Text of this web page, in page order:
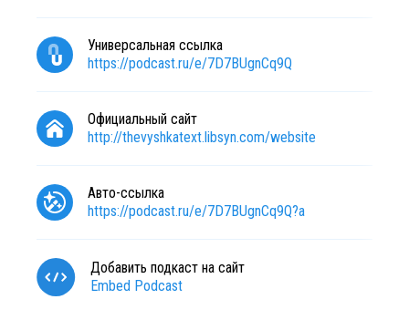
Универсальная ссылка
https://podcast.ru/e/7D7BUgnCq9Q
Официальный сайт
http://thevyshkatext.libsyn.com/website
Авто-ссылка
https://podcast.ru/e/7D7BUgnCq9Q?a
Добавить подкаст на сайт
Embed Podcast